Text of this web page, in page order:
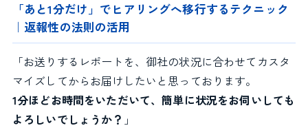
「あと1分だけ」でヒアリングへ移行するテクニック
｜返報性の法則の活用
「お送りするレポートを、御社の状況に合わせてカスタ
マイズしてからお届けしたいと思っております。
1分ほどお時間をいただいて、簡単に状況をお伺いしても
よろしいでしょうか？ 」